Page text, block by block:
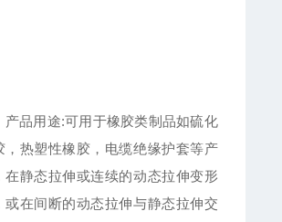
产品用途:可用于橡胶类制品如硫化
，热塑性橡胶，电缆绝缘护套等产
在静态拉伸或连续的动态拉伸变形
或在间断的动态拉伸与静态拉伸交